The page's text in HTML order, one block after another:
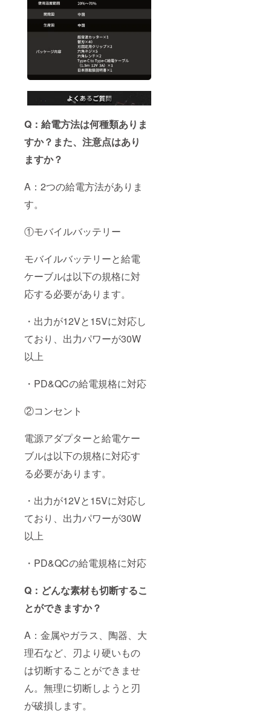
Q：給電方法は何種類ありま
すか？また、注意点はあり
ますか？
A：2つの給電方法がありま
す。
①モバイルバッテリー
モバイルバッテリーと給電
ケーブルは以下の規格に対
応する必要があります。
・出力が12Vと15Vに対応し
ており、出力パワーが30W
以上
・PD&QCの給電規格に対応
②コンセント
電源アダプターと給電ケー
ブルは以下の規格に対応す
る必要があります。
・出力が12Vと15Vに対応し
ており、出力パワーが30W
以上
・PD&QCの給電規格に対応
Q：どんな素材も切断するこ
とができますか？
A：金属やガラス、陶器、大
理石など、刃より硬いもの
は切断することができませ
ん。無理に切断しようと刃
が破損します。